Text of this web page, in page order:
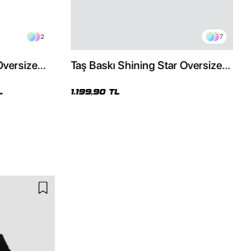
2 7
Taş Baskı Shining Star Oversize
1.199,90 TL